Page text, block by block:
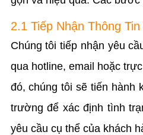
2.1 Tiếp Nhận Thông
Chúng tôi tiếp nhận yêu
qua hotline, email hoặc
đó, chúng tôi sẽ tiến hành
trường để xác định tình
yêu cầu cụ thể của khách